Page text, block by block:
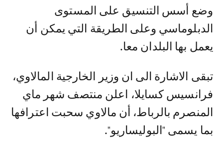
وضع أسس التنسيق على المستوى
الدبلوماسي وعلى الطريقة التي يمكن أن
يعمل بها البلدان معا.
تبقى الاشارة الى ان وزير الخارجية المالاوي،
فرانسيس كسايلا، اعلن منتصف شهر ماي
المنصرم بالرباط، أن مالاوي سحبت اعترافها
بما يسمى "البوليساريو".